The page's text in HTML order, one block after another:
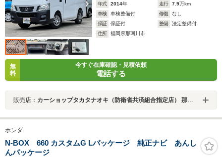
年式 2014年 走行 7.9万km
車検
車検整備付 修復
なし
保証
保証付 整備
法定整備付
住所
福岡県那珂川市
無
料
今すぐ在庫確認・見積依頼
電話する
販売店： カーショップタカタナオキ（防衛省共済組合指定店） 那珂川店
ホンダ
N-BOX 660 カスタムG Lパッケージ 純正ナビ あんし
んパッケージ